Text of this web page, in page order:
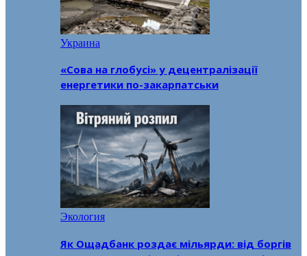
Украина
«Сова на глобусі» у децентралізації
енергетики по-закарпатськи
Экология
Як Ощадбанк роздає мільярди: від боргів